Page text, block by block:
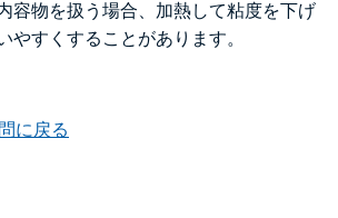
容物を扱う場合、加熱して粘度を下げ
やすくすることがあります。
に戻る